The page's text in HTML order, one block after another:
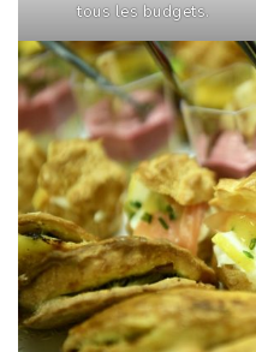
tous les budgets.